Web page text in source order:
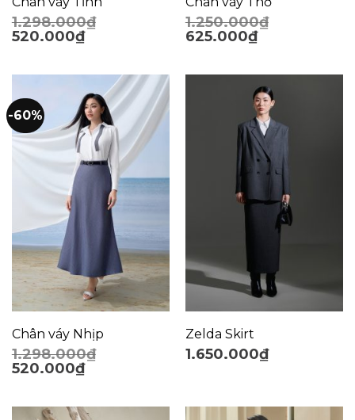
1.298.000₫
520.000₫
1.250.000₫
625.000₫
-60%
Chân váy Nhịp
1.298.000₫
520.000₫
Zelda Skirt
1.650.000₫